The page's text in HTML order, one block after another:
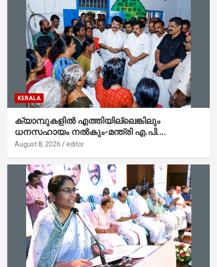
KERALA
ക്യാമ്പുകളിൽ എത്തിയില്ലെങ്കിലും
ധനസഹായം നൽകും-മന്ത്രി എ.പി.
അനിൽകുമാർ
August 8, 2026 editor